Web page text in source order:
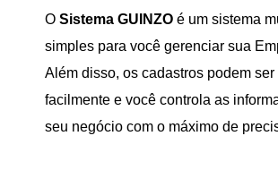
O Sistema GUINZO é um sistema
simples para você gerenciar sua
Além disso, os cadastros podem
facilmente e você controla as
seu negócio com o máximo de